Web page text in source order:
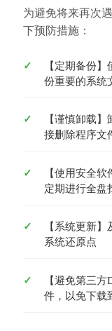
为避免将来再次
下预防措施：
【定期备份
份重要的系统
【谨慎卸载
接删除程序文
【使用安全
定期进行全盘
【系统更新
系统还原点
【避免第三
件，以免下载